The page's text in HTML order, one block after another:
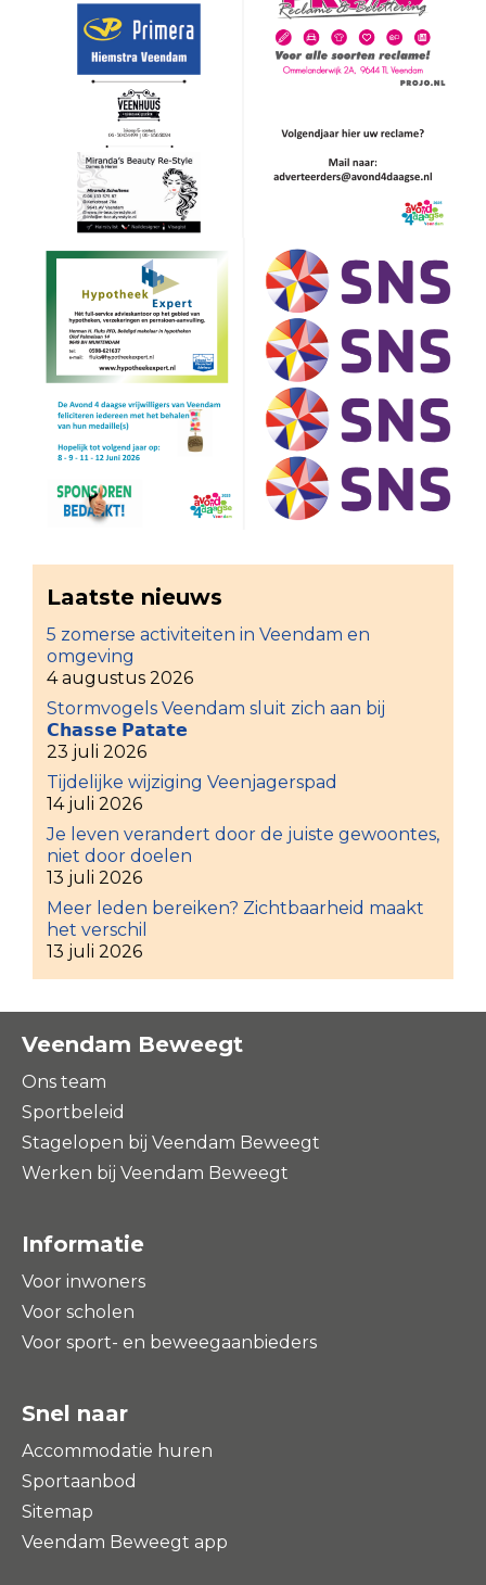
Laatste nieuws
5 zomerse activiteiten in Veendam en
omgeving
4 augustus 2026
Stormvogels Veendam sluit zich aan bij
𝗖𝗵𝗮𝘀𝘀𝗲 𝗣𝗮𝘁𝗮𝘁𝗲
23 juli 2026
Tijdelijke wijziging Veenjagerspad
14 juli 2026
Je leven verandert door de juiste gewoontes,
niet door doelen
13 juli 2026
Meer leden bereiken? Zichtbaarheid maakt
het verschil
13 juli 2026
Veendam Beweegt
Ons team
Sportbeleid
Stagelopen bij Veendam Beweegt
Werken bij Veendam Beweegt
Informatie
Voor inwoners
Voor scholen
Voor sport- en beweegaanbieders
Snel naar
Accommodatie huren
Sportaanbod
Sitemap
Veendam Beweegt app